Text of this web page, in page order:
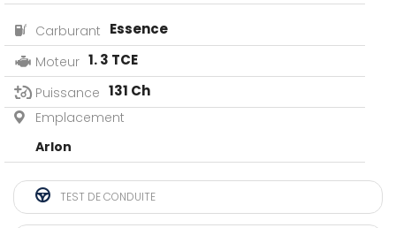
Carburant Essence
Moteur 1. 3 TCE
Puissance 131 Ch
Emplacement
Arlon
TEST DE CONDUITE